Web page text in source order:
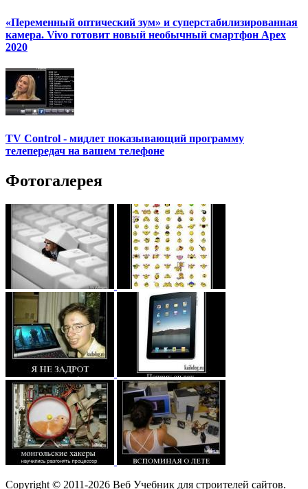
«Переменный оптический зум» и суперстабилизированная
камера. Vivo готовит новый необычный смартфон Apex
2020
TV Control - мидлет показывающий программу
телепередач на вашем телефоне
Фотогалерея
Copyright © 2011-2026 Веб Учебник для строителей сайтов.